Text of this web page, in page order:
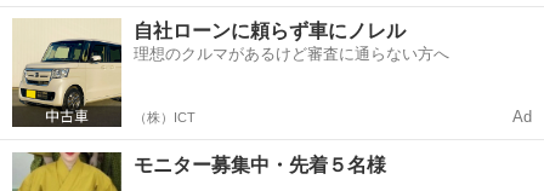
えてるな。と感じた事がキッカケで思いつきました☺️沖縄の大切な伝
統芸能の一つなので、ほんの少しでも携る経験をして欲しいと考えて
ます。 ・2ヶ月間（計8回）...
沖縄 浦添市 古島駅 その他 琉球舞踊
自社ローンに頼らず車にノレル
理想のクルマがあるけど審査に通らない方へ
（株）ICT Ad
モニター募集中・先着５名様